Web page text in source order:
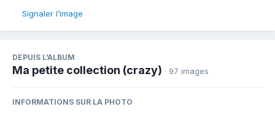
Signaler l’image
DEPUIS L’ALBUM
Ma petite collection (crazy) · 97 images
INFORMATIONS SUR LA PHOTO